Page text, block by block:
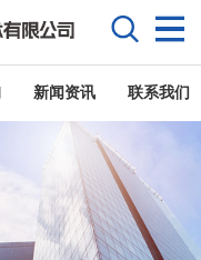
新闻资讯 联系我们